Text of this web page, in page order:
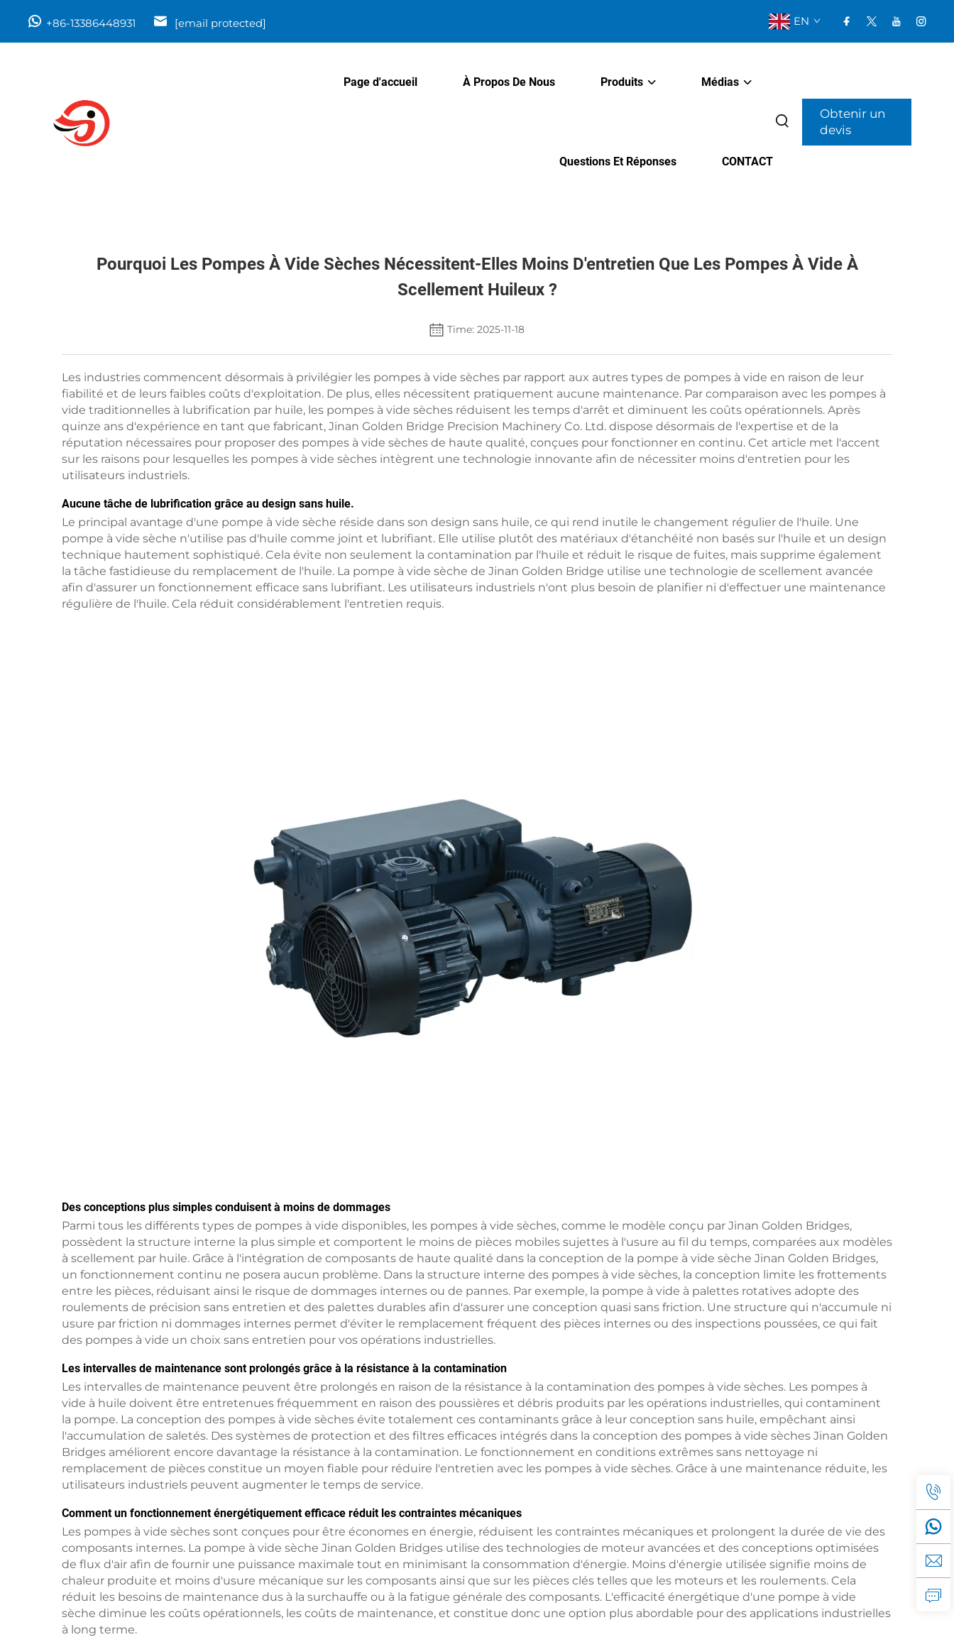
+86-13386448931 [email protected] EN
Page d'accueil À Propos De Nous Produits Médias
Questions Et Réponses CONTACT
Obtenir un
devis
Pourquoi Les Pompes À Vide Sèches Nécessitent-Elles Moins D'entretien Que Les Pompes À Vide À
Scellement Huileux ?
Time: 2025-11-18
Les industries commencent désormais à privilégier les pompes à vide sèches par rapport aux autres types de pompes à vide en raison de leur
fiabilité et de leurs faibles coûts d'exploitation. De plus, elles nécessitent pratiquement aucune maintenance. Par comparaison avec les pompes à
vide traditionnelles à lubrification par huile, les pompes à vide sèches réduisent les temps d'arrêt et diminuent les coûts opérationnels. Après
quinze ans d'expérience en tant que fabricant, Jinan Golden Bridge Precision Machinery Co. Ltd. dispose désormais de l'expertise et de la
réputation nécessaires pour proposer des pompes à vide sèches de haute qualité, conçues pour fonctionner en continu. Cet article met l'accent
sur les raisons pour lesquelles les pompes à vide sèches intègrent une technologie innovante afin de nécessiter moins d'entretien pour les
utilisateurs industriels.
Aucune tâche de lubrification grâce au design sans huile.
Le principal avantage d'une pompe à vide sèche réside dans son design sans huile, ce qui rend inutile le changement régulier de l'huile. Une
pompe à vide sèche n'utilise pas d'huile comme joint et lubrifiant. Elle utilise plutôt des matériaux d'étanchéité non basés sur l'huile et un design
technique hautement sophistiqué. Cela évite non seulement la contamination par l'huile et réduit le risque de fuites, mais supprime également
la tâche fastidieuse du remplacement de l'huile. La pompe à vide sèche de Jinan Golden Bridge utilise une technologie de scellement avancée
afin d'assurer un fonctionnement efficace sans lubrifiant. Les utilisateurs industriels n'ont plus besoin de planifier ni d'effectuer une maintenance
régulière de l'huile. Cela réduit considérablement l'entretien requis.
Des conceptions plus simples conduisent à moins de dommages
Parmi tous les différents types de pompes à vide disponibles, les pompes à vide sèches, comme le modèle conçu par Jinan Golden Bridges,
possèdent la structure interne la plus simple et comportent le moins de pièces mobiles sujettes à l'usure au fil du temps, comparées aux modèles
à scellement par huile. Grâce à l'intégration de composants de haute qualité dans la conception de la pompe à vide sèche Jinan Golden Bridges,
un fonctionnement continu ne posera aucun problème. Dans la structure interne des pompes à vide sèches, la conception limite les frottements
entre les pièces, réduisant ainsi le risque de dommages internes ou de pannes. Par exemple, la pompe à vide à palettes rotatives adopte des
roulements de précision sans entretien et des palettes durables afin d'assurer une conception quasi sans friction. Une structure qui n'accumule ni
usure par friction ni dommages internes permet d'éviter le remplacement fréquent des pièces internes ou des inspections poussées, ce qui fait
des pompes à vide un choix sans entretien pour vos opérations industrielles.
Les intervalles de maintenance sont prolongés grâce à la résistance à la contamination
Les intervalles de maintenance peuvent être prolongés en raison de la résistance à la contamination des pompes à vide sèches. Les pompes à
vide à huile doivent être entretenues fréquemment en raison des poussières et débris produits par les opérations industrielles, qui contaminent
la pompe. La conception des pompes à vide sèches évite totalement ces contaminants grâce à leur conception sans huile, empêchant ainsi
l'accumulation de saletés. Des systèmes de protection et des filtres efficaces intégrés dans la conception des pompes à vide sèches Jinan Golden
Bridges améliorent encore davantage la résistance à la contamination. Le fonctionnement en conditions extrêmes sans nettoyage ni
remplacement de pièces constitue un moyen fiable pour réduire l'entretien avec les pompes à vide sèches. Grâce à une maintenance réduite, les
utilisateurs industriels peuvent augmenter le temps de service.
Comment un fonctionnement énergétiquement efficace réduit les contraintes mécaniques
Les pompes à vide sèches sont conçues pour être économes en énergie, réduisent les contraintes mécaniques et prolongent la durée de vie des
composants internes. La pompe à vide sèche Jinan Golden Bridges utilise des technologies de moteur avancées et des conceptions optimisées
de flux d'air afin de fournir une puissance maximale tout en minimisant la consommation d'énergie. Moins d'énergie utilisée signifie moins de
chaleur produite et moins d'usure mécanique sur les composants ainsi que sur les pièces clés telles que les moteurs et les roulements. Cela
réduit les besoins de maintenance dus à la surchauffe ou à la fatigue générale des composants. L'efficacité énergétique d'une pompe à vide
sèche diminue les coûts opérationnels, les coûts de maintenance, et constitue donc une option plus abordable pour des applications industrielles
à long terme.